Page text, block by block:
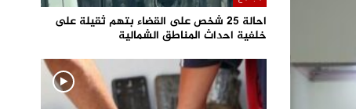
احالة 25 شخص على القضاء بتهم ثقيلة على
خلفية احداث المناطق الشمالية